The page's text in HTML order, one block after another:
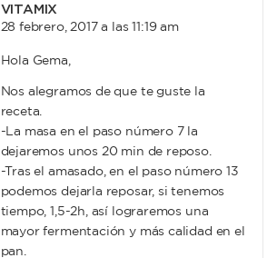
VITAMIX
28 febrero, 2017 a las 11:19 am
Hola Gema,
Nos alegramos de que te guste la
receta.
-La masa en el paso número 7 la
dejaremos unos 20 min de reposo.
-Tras el amasado, en el paso número 13
podemos dejarla reposar, si tenemos
tiempo, 1,5-2h, así lograremos una
mayor fermentación y más calidad en el
pan.